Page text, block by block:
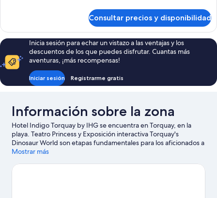
matrimonio
grande,
vistas
al
mar
estándar,
cama
de
matrimonio
vistas
Consultar precios y disponibilidad
Inicia sesión para echar un vistazo a las ventajas y los
descuentos de los que puedes disfrutar. Cuantas más
aventuras, ¡más recompensas!
Iniciar sesión Registrarme gratis
Información sobre la zona
Hotel Indigo Torquay by IHG se encuentra en Torquay, en la
playa. Teatro Princess y Exposición interactiva Torquay's
Dinosaur World son etapas fundamentales para los aficionados a
la cultura en esta región, donde también puedes acercarte a
Church of Saint Andrew. Campo de minigolf Jungle Journey
Mostrar más